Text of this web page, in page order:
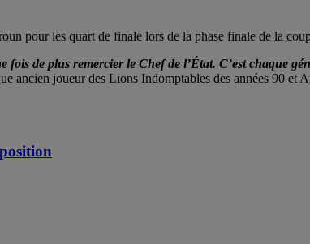
pour les quart de finale lors de la phase finale de la
de plus remercier le Chef de l’État. C’est chaque
ancien joueur des Lions Indomptables des années 90 et